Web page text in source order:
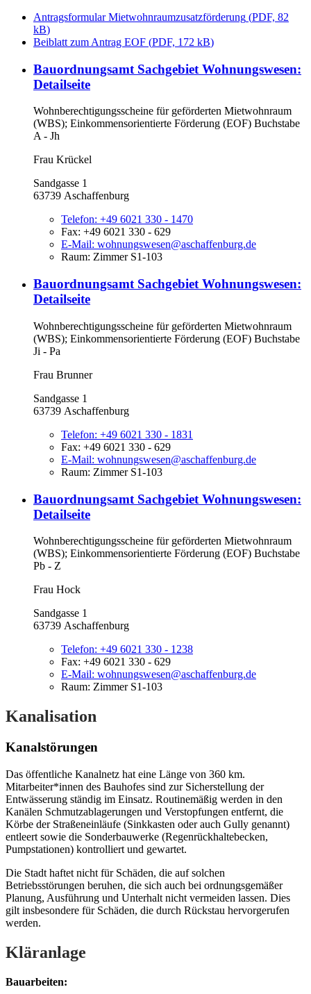
Antragsformular Mietwohnraumzusatzförderung (PDF, 82
kB)
Beiblatt zum Antrag EOF (PDF, 172 kB)
Bauordnungsamt Sachgebiet Wohnungswesen:
Detailseite
Wohnberechtigungsscheine für geförderten Mietwohnraum
(WBS); Einkommensorientierte Förderung (EOF) Buchstabe
A - Jh
Frau Krückel
Sandgasse 1
63739 Aschaffenburg
Telefon: +49 6021 330 - 1470
Fax: +49 6021 330 - 629
E-Mail: wohnungswesen@aschaffenburg.de
Raum: Zimmer S1-103
Bauordnungsamt Sachgebiet Wohnungswesen:
Detailseite
Wohnberechtigungsscheine für geförderten Mietwohnraum
(WBS); Einkommensorientierte Förderung (EOF) Buchstabe
Ji - Pa
Frau Brunner
Sandgasse 1
63739 Aschaffenburg
Telefon: +49 6021 330 - 1831
Fax: +49 6021 330 - 629
E-Mail: wohnungswesen@aschaffenburg.de
Raum: Zimmer S1-103
Bauordnungsamt Sachgebiet Wohnungswesen:
Detailseite
Wohnberechtigungsscheine für geförderten Mietwohnraum
(WBS); Einkommensorientierte Förderung (EOF) Buchstabe
Pb - Z
Frau Hock
Sandgasse 1
63739 Aschaffenburg
Telefon: +49 6021 330 - 1238
Fax: +49 6021 330 - 629
E-Mail: wohnungswesen@aschaffenburg.de
Raum: Zimmer S1-103
Kanalisation
Kanalstörungen
Das öffentliche Kanalnetz hat eine Länge von 360 km.
Mitarbeiter*innen des Bauhofes sind zur Sicherstellung der
Entwässerung ständig im Einsatz. Routinemäßig werden in den
Kanälen Schmutzablagerungen und Verstopfungen entfernt, die
Körbe der Straßeneinläufe (Sinkkasten oder auch Gully genannt)
entleert sowie die Sonderbauwerke (Regenrückhaltebecken,
Pumpstationen) kontrolliert und gewartet.
Die Stadt haftet nicht für Schäden, die auf solchen
Betriebsstörungen beruhen, die sich auch bei ordnungsgemäßer
Planung, Ausführung und Unterhalt nicht vermeiden lassen. Dies
gilt insbesondere für Schäden, die durch Rückstau hervorgerufen
werden.
Kläranlage
Bauarbeiten: